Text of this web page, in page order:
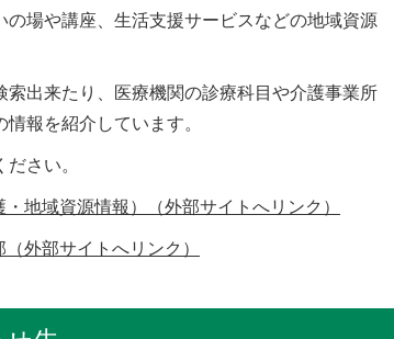
場や講座、生活支援サービスなどの地域資源
出来たり、医療機関の診療科目や介護事業所
報を紹介しています。
さい。
地域資源情報）（外部サイトへリンク）
外部サイトへリンク）